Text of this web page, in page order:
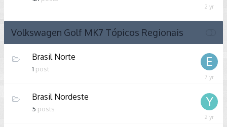
Volkswagen Golf MK7 Tópicos Regionais
Brasil Norte
1 post
2018
Brasil Nordeste
5 posts
January